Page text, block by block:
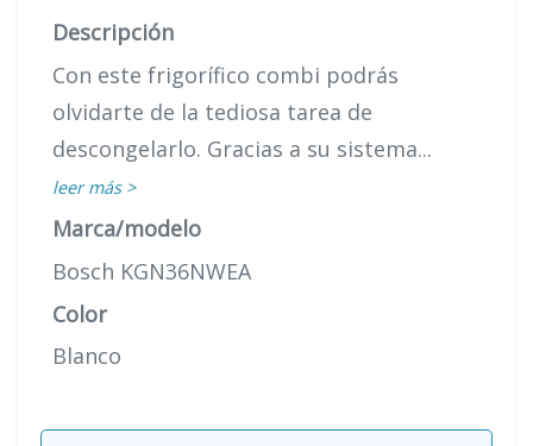
Descripción
Con este frigorífico combi podrás
olvidarte de la tediosa tarea de
descongelarlo. Gracias a su sistema...
leer más >
Marca/modelo
Bosch KGN36NWEA
Color
Blanco